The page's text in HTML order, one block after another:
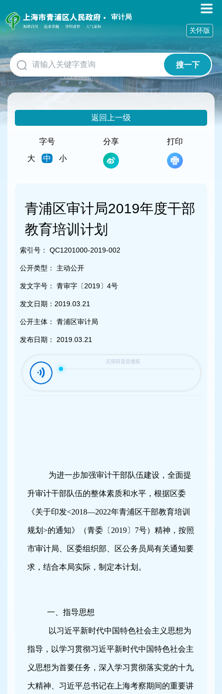
障
碍
作
说
明
跳
到
网
审计局
搜一下
关怀版
返回上一级
字号
大
中 小
分享 打印
青浦区审计局2019年度干部
教育培训计划
索引号： QC1201000-2019-002
公开类型： 主动公开
发文字号： 青审字〔2019〕4号
发文日期： 2019.03.21
公开主体： 青浦区审计局
发布日期： 2019.03.21
为进一步加强审计干部队伍建设，全面提
升审计干部队伍的整体素质和水平，根据区委
《关于印发<2018—2022年青浦区干部教育培训
规划 >的通知》（青委〔 2019〕 7号）精神，按照
市审计局、区委组织部、区公务员局有关通知要
求，结合本局实际，制定本计划。
一、指导思想
以习近平新时代中国特色社会主义思想为
指导， 以学习贯彻习近平新时代中国特色社会主
义思想为首要任务，深入学习贯彻落实党的十九
大精神、 习近平总书记在上海考察期间的重要讲